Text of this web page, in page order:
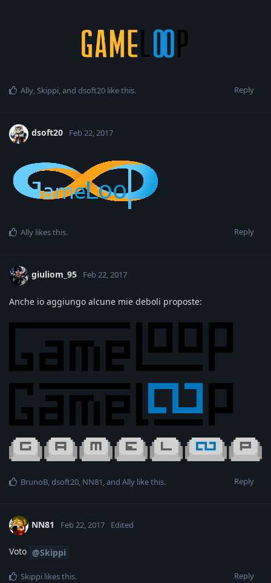
Reply
Ally Skippi , and dsoft20 like this.
dsoft20 Feb 22, 2017
Reply
Ally likes this.
giuliom_95 Feb 22, 2017
Anche io aggiungo alcune mie deboli proposte:
Reply
BrunoB,dsoft20, NN81, and Ally like this.
NN81 Feb 22, 2017 Edited
Voto @Skippi
Reply
Skippi likes this.